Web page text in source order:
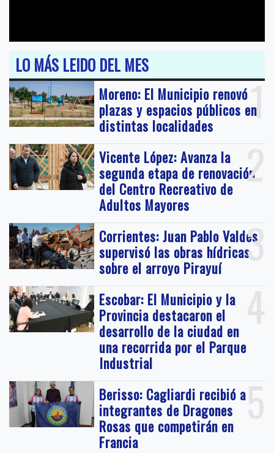
LO MÁS LEIDO DEL MES
1
Moreno: El Municipio renovó
plazas y espacios públicos en
distintas localidades
2
Vicente López: Avanza la
segunda etapa de renovación
del Centro Recreativo de
Adultos Mayores
3
Corrientes: Juan Pablo Valdés
supervisó las obras hídricas
sobre el arroyo Pirayuí
4
Escobar: El Municipio y la
Provincia destacaron el
desarrollo de la ciudad en
una recorrida por el Parque
Industrial
5
Berisso: Cagliardi recibió a
integrantes de Dragones
Rosas que competirán en
Francia